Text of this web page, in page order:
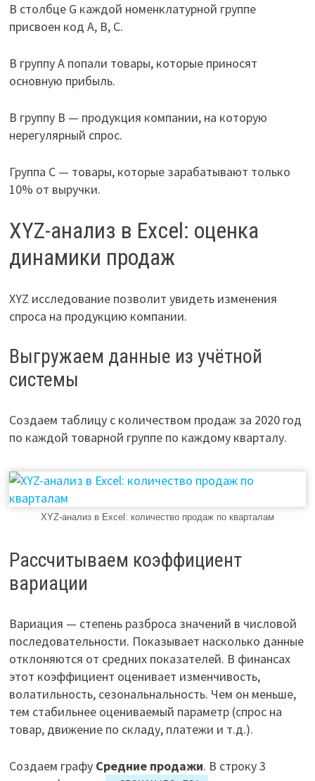
В столбце G каждой номенклатурной группе
присвоен код А, В, С.
В группу А попали товары, которые приносят
основную прибыль.
В группу В — продукция компании, на которую
нерегулярный спрос.
Группа С — товары, которые зарабатывают только
10% от выручки.
XYZ-анализ в Excel: оценка
динамики продаж
XYZ исследование позволит увидеть изменения
спроса на продукцию компании.
Выгружаем данные из учётной
системы
Создаем таблицу с количеством продаж за 2020 год
по каждой товарной группе по каждому кварталу.
XYZ-анализ в Excel: количество продаж по кварталам
Рассчитываем коэффициент
вариации
Вариация — степень разброса значений в числовой
последовательности. Показывает насколько данные
отклоняются от средних показателей. В финансах
этот коэффициент оценивает изменчивость,
волатильность, сезональнальность. Чем он меньше,
тем стабильнее оцениваемый параметр (спрос на
товар, движение по складу, платежи и т.д.).
Создаем графу Средние продажи. В строку 3